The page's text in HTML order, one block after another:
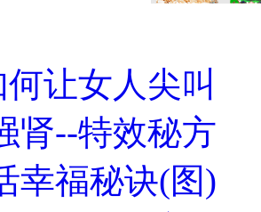
让女人尖叫
肾--特效秘方
幸福秘诀(图)